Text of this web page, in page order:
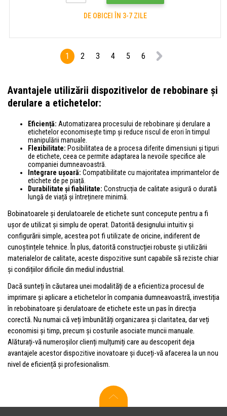
DE OBICEI ÎN 3-7 ZILE
1 2 3 4 5 6
Avantajele utilizării dispozitivelor de rebobinare și
derulare a etichetelor:
Eficiență: Automatizarea procesului de rebobinare și derulare a
etichetelor economisește timp și reduce riscul de erori în timpul
manipulării manuale.
Flexibilitate: Posibilitatea de a procesa diferite dimensiuni și tipuri
de etichete, ceea ce permite adaptarea la nevoile specifice ale
companiei dumneavoastră.
Integrare ușoară: Compatibilitate cu majoritatea imprimantelor de
etichete de pe piață.
Durabilitate și fiabilitate: Construcția de calitate asigură o durată
lungă de viață și întreținere minimă.
Bobinatoarele și derulatoarele de etichete sunt concepute pentru a fi
ușor de utilizat și simplu de operat. Datorită designului intuitiv și
configurării simple, acestea pot fi utilizate de oricine, indiferent de
cunoștințele tehnice. În plus, datorită construcției robuste și utilizării
materialelor de calitate, aceste dispozitive sunt capabile să reziste chiar
și condițiilor dificile din mediul industrial.
Dacă sunteți în căutarea unei modalități de a eficientiza procesul de
imprimare și aplicare a etichetelor în compania dumneavoastră, investiția
în rebobinatoare și derulatoare de etichete este un pas în direcția
corectă. Nu numai că veți îmbunătăți organizarea și claritatea, dar veți
economisi și timp, precum și costurile asociate muncii manuale.
Alăturați-vă numeroșilor clienți mulțumiți care au descoperit deja
avantajele acestor dispozitive inovatoare și duceți-vă afacerea la un nou
nivel de eficiență și profesionalism.